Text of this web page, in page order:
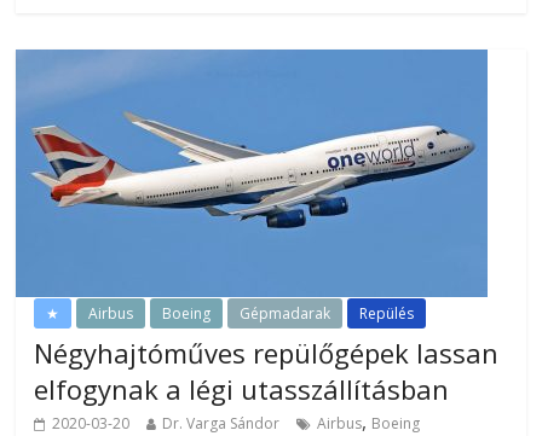
★ Airbus Boeing Gépmadarak Repülés
Négyhajtóműves repülőgépek lassan
elfogynak a légi utasszállításban
2020-03-20 Dr. Varga Sándor Airbus, Boeing